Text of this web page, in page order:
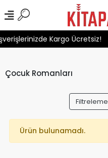
Kargo Ücretsiz!
Çocuk Romanları
Filtreleme
Ürün bulunamadı.